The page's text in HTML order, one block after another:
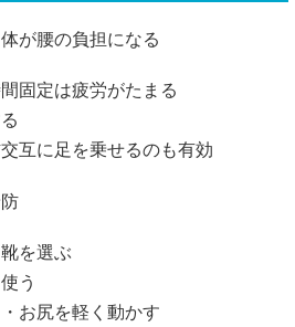
が腰の負担になる
固定は疲労がたまる
互に足を乗せるのも有効
を選ぶ
う
お尻を軽く動かす